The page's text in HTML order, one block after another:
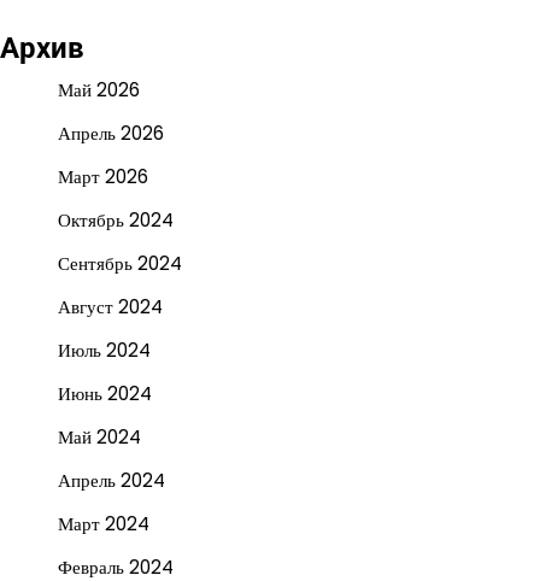
Архив
Май 2026
Апрель 2026
Март 2026
Октябрь 2024
Сентябрь 2024
Август 2024
Июль 2024
Июнь 2024
Май 2024
Апрель 2024
Март 2024
Февраль 2024